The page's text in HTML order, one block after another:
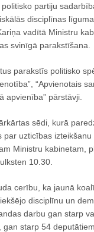
partiju
disciplīnas
vadītā Ministru
svinīgā parakstīšana.
parakstīs politisko
“Apvienotais
apvienība” pārstāvji.
sēdi, kurā
par uzticības izteikšanu
Ministru kabinetam,
10.30.
cerību, ka jaunā
disciplīnu un
darbu gan starp
gan starp 54 deputātiem